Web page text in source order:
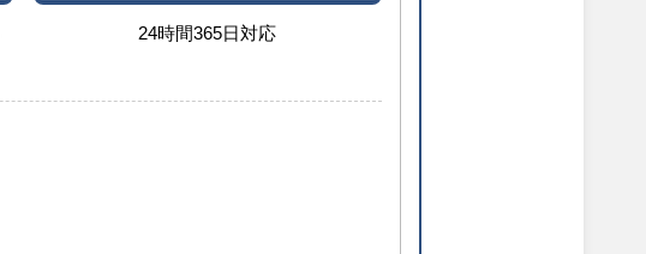
24時間365日対応